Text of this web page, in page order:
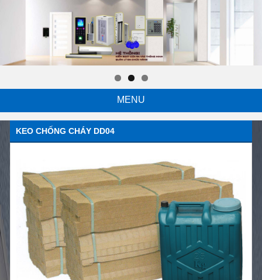
MENU
KEO CHỐNG CHÁY DD04